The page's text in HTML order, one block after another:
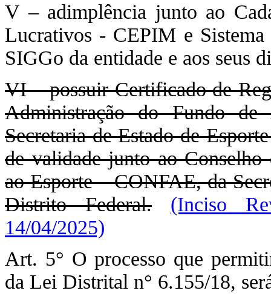
V – adimplência junto ao
Lucrativos - CEPIM e Sistema
SIGGo da entidade e aos seus
VI – possuir Certificado de
Administração do Fundo
Secretaria de Estado de
de validade junto ao
ao Esporte – CONFAE, da
Distrito Federal.
(Inciso
14/04/2025)
Art. 5° O processo que
da Lei Distrital n° 6.155/18,